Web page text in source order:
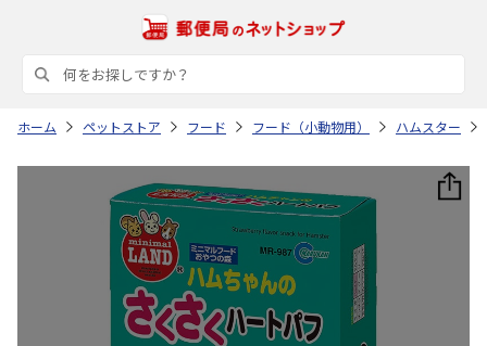
ホーム ペットストア フード フード（小動物用） ハムスター